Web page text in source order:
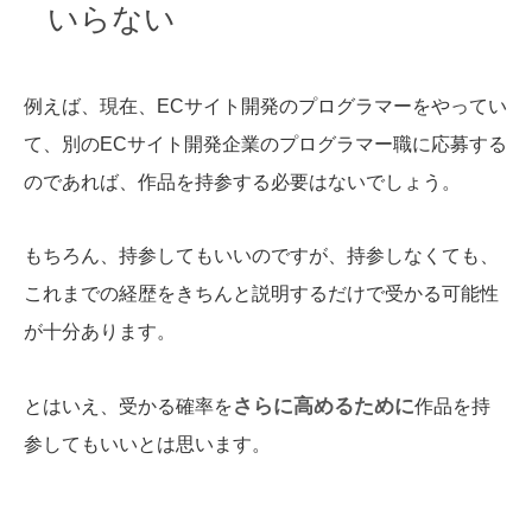
いらない
例えば、現在、ECサイト開発のプログラマーをやってい
て、別のECサイト開発企業のプログラマー職に応募する
のであれば、作品を持参する必要はないでしょう。
もちろん、持参してもいいのですが、持参しなくても、
これまでの経歴をきちんと説明するだけで受かる可能性
が十分あります。
とはいえ、受かる確率をさらに高めるために作品を持
参してもいいとは思います。